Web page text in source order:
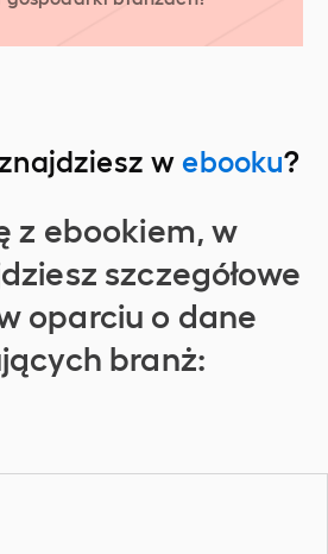
znajdziesz webooku?
z ebookiem, w
szczegółowe
oparciu o dane
branż: